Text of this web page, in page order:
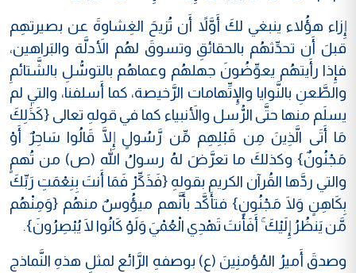
إِزاء هؤُلاء ينبغي لكَ أَوَّلاً أَن تُزيحَ الغِشاوةَ عن بصيرتهِم
قبلَ أَن تحدِّثهُم بالحقائقِ وتسوقَ لهُم الأَدلَّة والبَراهين،
فإِذا رأَيتهُم يعوِّضُونَ جهلهُم وعماهُم بالتوسُّلِ بالشَّتائمِ
والطَّعنِ بالنَّوايا والإِتِّهامات الرَّخيصة، كما أَسلفنا، والتي لم
يسلَم منها حتَّى الرُّسل والأَنبياء كما في قولهِ تعالى {كَذَٰلِكَ
مَا أَتَى الَّذِينَ مِن قَبْلِهِم مِّن رَّسُولٍ إِلَّا قَالُوا سَاحِرٌ أَوْ
مَجْنُونٌ} وكذلكَ ما تعرَّضَ لهُ رسولُ الله (ص) من تُهمٍ
والتي ردَّها القُرآن الكريم بقولهِ {فَذَكِّرْ فَمَا أَنتَ بِنِعْمَتِ رَبِّكَ
بِكَاهِنٍ وَلَا مَجْنُونٍ} فتأَكَّد بأَنَّهم ميؤُوسٌ منهُم {وَمِنْهُم
مَّن يَنظُرُ إِلَيْكَ ۚ أَفَأَنتَ تَهْدِي الْعُمْيَ وَلَوْ كَانُوا لَا يُبْصِرُونَ}.
وصدقَ أَميرُ المُؤمنِينَ (ع) بوصفهِ الرَّائع لمثلِ هذهِ النَّماذج